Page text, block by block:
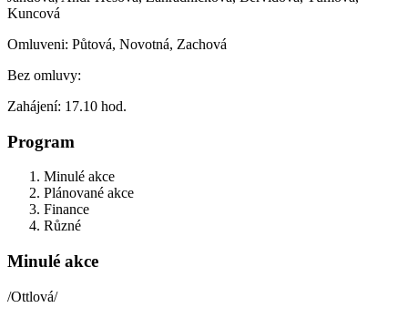
Kuncová
Omluveni: Půtová, Novotná, Zachová
Bez omluvy:
Zahájení: 17.10 hod.
Program
Minulé akce
Plánované akce
Finance
Různé
Minulé akce
/Ottlová/